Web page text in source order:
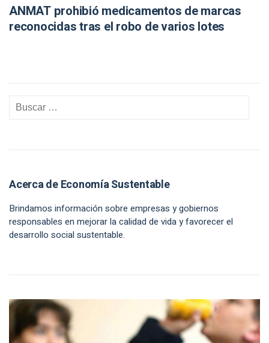
ANMAT prohibió medicamentos de marcas
reconocidas tras el robo de varios lotes
Acerca de Economía Sustentable
Brindamos información sobre empresas y gobiernos
responsables en mejorar la calidad de vida y favorecer el
desarrollo social sustentable.